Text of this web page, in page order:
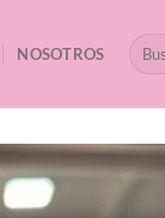
NOSOTROS
Buscar
por: